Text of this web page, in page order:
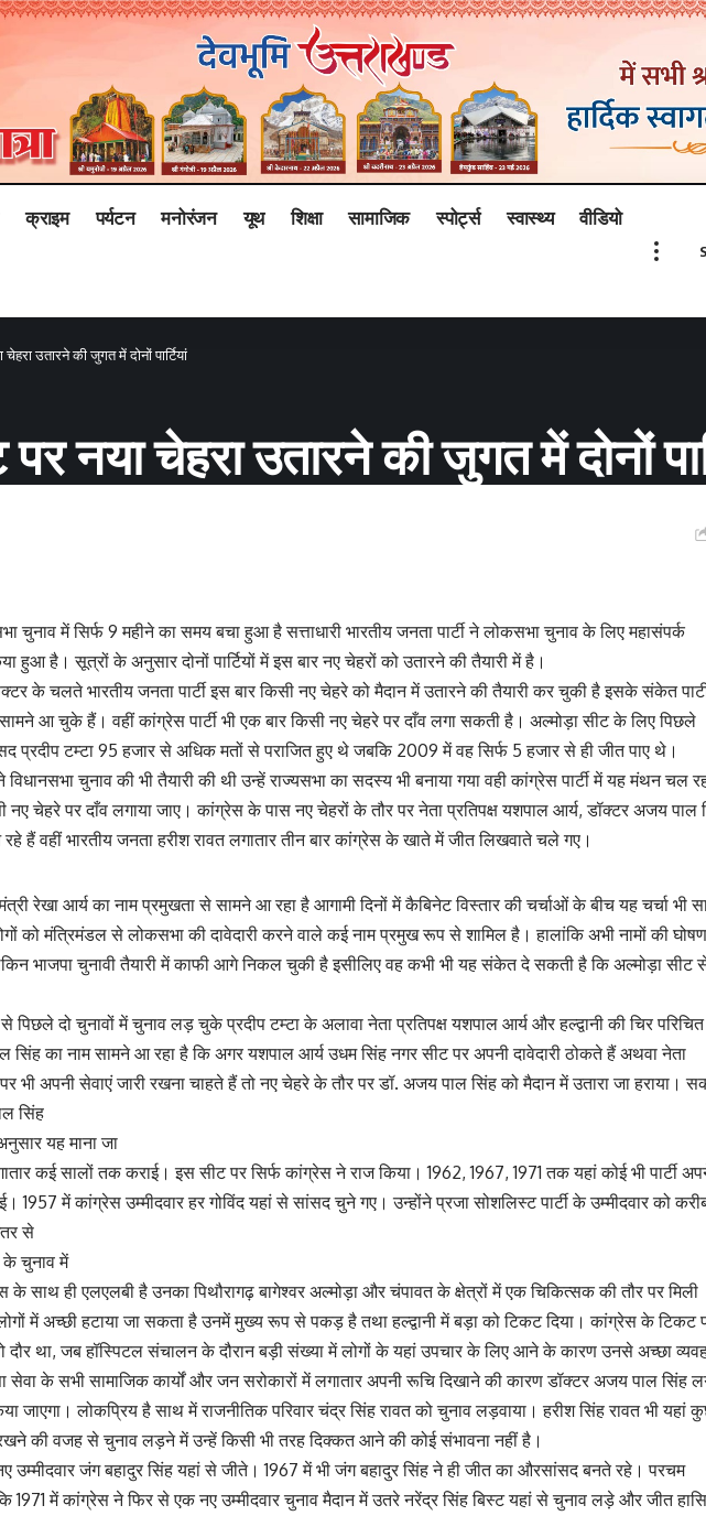
क्राइम पर्यटन मनोरंजन यूथ शिक्षा सामाजिक स्पोर्ट्स स्वास्थ्य वीडियो
उतारने की जुगत में दोनों पार्टियां
नया चेहरा उतारने की जुगत में दोनों
चुनाव में सिर्फ 9 महीने का समय बचा हुआ है सत्ताधारी भारतीय जनता पार्टी ने लोकसभा चुनाव के लिए महासंपर्क
हुआ है। सूत्रों के अनुसार दोनों पार्टियों में इस बार नए चेहरों को उतारने की तैयारी में है।
के चलते भारतीय जनता पार्टी इस बार किसी नए चेहरे को मैदान में उतारने की तैयारी कर चुकी है इसके संकेत
आ चुके हैं। वहीं कांग्रेस पार्टी भी एक बार किसी नए चेहरे पर दाँव लगा सकती है। अल्मोड़ा सीट के लिए पिछले
प्रदीप टम्टा 95 हजार से अधिक मतों से पराजित हुए थे जबकि 2009 में वह सिर्फ 5 हजार से ही जीत पाए थे।
चुनाव की भी तैयारी की थी उन्हें राज्यसभा का सदस्य भी बनाया गया वही कांग्रेस पार्टी में यह मंथन चल
नए चेहरे पर दाँव लगाया जाए। कांग्रेस के पास नए चेहरों के तौर पर नेता प्रतिपक्ष यशपाल आर्य, डॉक्टर अजय पाल
हैं वहीं भारतीय जनता हरीश रावत लगातार तीन बार कांग्रेस के खाते में जीत लिखवाते चले गए।
रेखा आर्य का नाम प्रमुखता से सामने आ रहा है आगामी दिनों में कैबिनेट विस्तार की चर्चाओं के बीच यह चर्चा भी
को मंत्रिमंडल से लोकसभा की दावेदारी करने वाले कई नाम प्रमुख रूप से शामिल है। हालांकि अभी नामों की
भाजपा चुनावी तैयारी में काफी आगे निकल चुकी है इसीलिए वह कभी भी यह संकेत दे सकती है कि अल्मोड़ा सीट
दो चुनावों में चुनाव लड़ चुके प्रदीप टम्टा के अलावा नेता प्रतिपक्ष यशपाल आर्य और हल्द्वानी की चिर परिचित
सिंह का नाम सामने आ रहा है कि अगर यशपाल आर्य उधम सिंह नगर सीट पर अपनी दावेदारी ठोकते हैं अथवा नेता
पर भी अपनी सेवाएं जारी रखना चाहते हैं तो नए चेहरे के तौर पर डॉ. अजय पाल सिंह को मैदान में उतारा जा हराया।
सिंह
यह माना जा
कई सालों तक कराई। इस सीट पर सिर्फ कांग्रेस ने राज किया। 1962, 1967, 1971 तक यहां कोई भी पार्टी
1957 में कांग्रेस उम्मीदवार हर गोविंद यहां से सांसद चुने गए। उन्होंने प्रजा सोशलिस्ट पार्टी के उम्मीदवार को
से
के चुनाव में
के साथ ही एलएलबी है उनका पिथौरागढ़ बागेश्वर अल्मोड़ा और चंपावत के क्षेत्रों में एक चिकित्सक की तौर पर मिली
में अच्छी हटाया जा सकता है उनमें मुख्य रूप से पकड़ है तथा हल्द्वानी में बड़ा को टिकट दिया। कांग्रेस के टिकट
दौर था, जब हॉस्पिटल संचालन के दौरान बड़ी संख्या में लोगों के यहां उपचार के लिए आने के कारण उनसे अच्छा
सेवा के सभी सामाजिक कार्यों और जन सरोकारों में लगातार अपनी रूचि दिखाने की कारण डॉक्टर अजय पाल सिंह
जाएगा। लोकप्रिय है साथ में राजनीतिक परिवार चंद्र सिंह रावत को चुनाव लड़वाया। हरीश सिंह रावत भी यहां
की वजह से चुनाव लड़ने में उन्हें किसी भी तरह दिक्कत आने की कोई संभावना नहीं है।
उम्मीदवार जंग बहादुर सिंह यहां से जीते। 1967 में भी जंग बहादुर सिंह ने ही जीत का औरसांसद बनते रहे। परचम
1971 में कांग्रेस ने फिर से एक नए उम्मीदवार चुनाव मैदान में उतरे नरेंद्र सिंह बिस्ट यहां से चुनाव लड़े और जीत